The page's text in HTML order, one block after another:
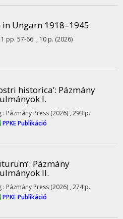
Ungarn 1918–1945
1 pp. 57-66. , 10 p. (2026)
historica’: Pázmány
I.
: Pázmány Press (2026) , 293 p.
PPKE Publikáció
: Pázmány
II.
: Pázmány Press (2026) , 274 p.
PPKE Publikáció